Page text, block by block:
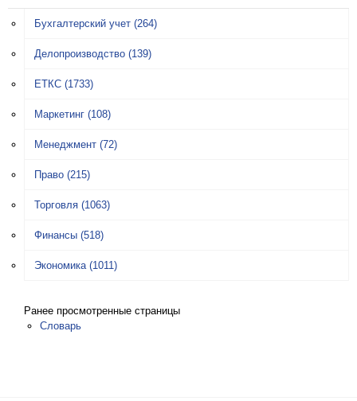
Бухгалтерский учет (264)
Делопроизводство (139)
ЕТКС (1733)
Маркетинг (108)
Менеджмент (72)
Право (215)
Торговля (1063)
Финансы (518)
Экономика (1011)
Ранее просмотренные страницы
Словарь